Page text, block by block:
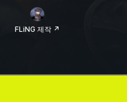
FLiNG 제작 ↗